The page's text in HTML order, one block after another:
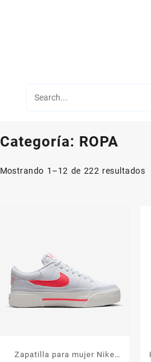
Categoría: ROPA
Mostrando 1–12 de 222 resultados
Zapatilla para mujer Nike